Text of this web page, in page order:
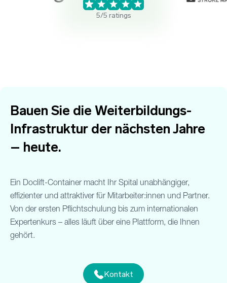
5/5 ratings
Bauen Sie die Weiterbildungs-
Infrastruktur der nächsten Jahre
– heute.
Ein Doclift-Container macht Ihr Spital unabhängiger,
effizienter und attraktiver für Mitarbeiter:innen und Partner.
Von der ersten Pflichtschulung bis zum internationalen
Expertenkurs – alles läuft über eine Plattform, die Ihnen
gehört.
Kontakt